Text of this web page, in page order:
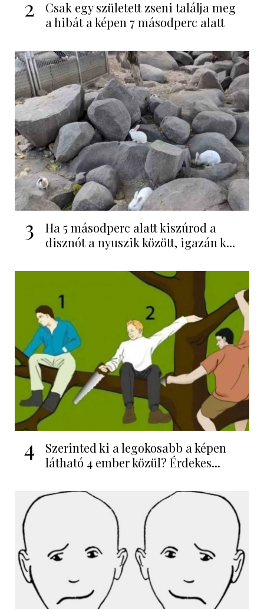
2
Csak egy született zseni találja meg
a hibát a képen 7 másodperc alatt
3
Ha 5 másodperc alatt kiszúrod a
disznót a nyuszik között, igazán k...
4
Szerinted ki a legokosabb a képen
látható 4 ember közül? Érdekes...